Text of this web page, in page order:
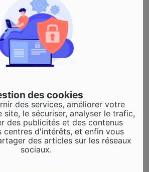
PARTAGEZ CET ÉVÉNEMENT
des cookies
des services, améliorer votre
site, le sécuriser, analyser le trafic,
des publicités et des contenus
centres d'intérêts, et enfin vous
des articles sur les réseaux
sociaux.